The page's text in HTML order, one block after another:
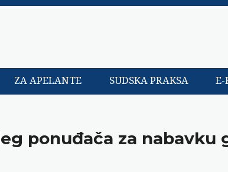
ZA APELANTE SUDSKA PRAKSA E-
ponuđača za nabavku